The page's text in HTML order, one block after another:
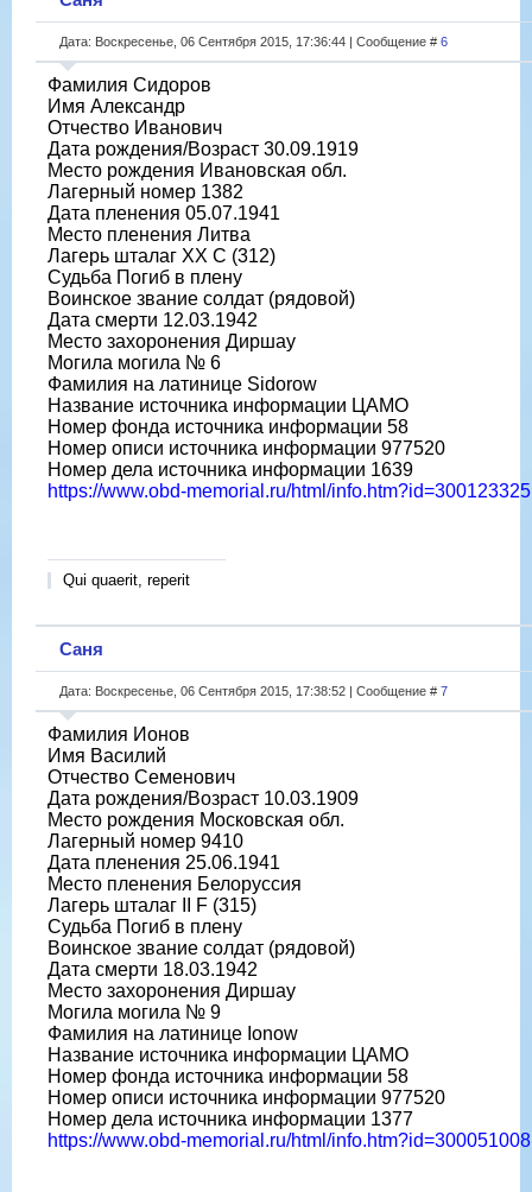
Дата: Воскресенье, 06 Сентября 2015, 17:36:44 | Сообщение # 6
Фамилия Сидоров
Имя Александр
Отчество Иванович
Дата рождения/Возраст 30.09.1919
Место рождения Ивановская обл.
Лагерный номер 1382
Дата пленения 05.07.1941
Место пленения Литва
Лагерь шталаг XX C (312)
Судьба Погиб в плену
Воинское звание солдат (рядовой)
Дата смерти 12.03.1942
Место захоронения Диршау
Могила могила № 6
Фамилия на латинице Sidorow
Название источника информации ЦАМО
Номер фонда источника информации 58
Номер описи источника информации 977520
Номер дела источника информации 1639
https://www.obd-memorial.ru/html/info.htm?id=300123325
Qui quaerit, reperit
Саня
Дата: Воскресенье, 06 Сентября 2015, 17:38:52 | Сообщение # 7
Фамилия Ионов
Имя Василий
Отчество Семенович
Дата рождения/Возраст 10.03.1909
Место рождения Московская обл.
Лагерный номер 9410
Дата пленения 25.06.1941
Место пленения Белоруссия
Лагерь шталаг II F (315)
Судьба Погиб в плену
Воинское звание солдат (рядовой)
Дата смерти 18.03.1942
Место захоронения Диршау
Могила могила № 9
Фамилия на латинице Ionow
Название источника информации ЦАМО
Номер фонда источника информации 58
Номер описи источника информации 977520
Номер дела источника информации 1377
https://www.obd-memorial.ru/html/info.htm?id=300051008